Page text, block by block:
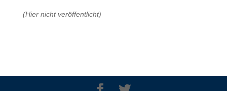
(Hier nicht veröffentlicht)